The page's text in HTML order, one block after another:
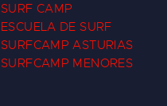
SURF CAMP
ESCUELA DE SURF
SURFCAMP ASTURIAS
SURFCAMP MENORES